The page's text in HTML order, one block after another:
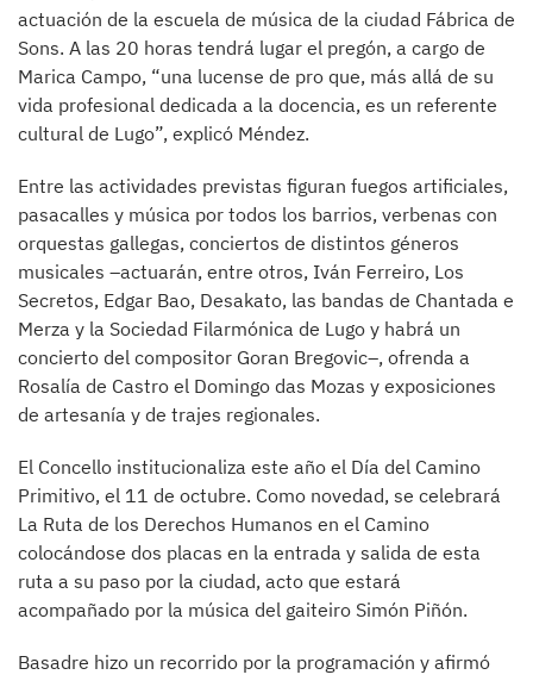
actuación de la escuela de música de la ciudad Fábrica de
Sons. A las 20 horas tendrá lugar el pregón, a cargo de
Marica Campo, “una lucense de pro que, más allá de su
vida profesional dedicada a la docencia, es un referente
cultural de Lugo”, explicó Méndez.
Entre las actividades previstas figuran fuegos artificiales,
pasacalles y música por todos los barrios, verbenas con
orquestas gallegas, conciertos de distintos géneros
musicales –actuarán, entre otros, Iván Ferreiro, Los
Secretos, Edgar Bao, Desakato, las bandas de Chantada e
Merza y la Sociedad Filarmónica de Lugo y habrá un
concierto del compositor Goran Bregovic–, ofrenda a
Rosalía de Castro el Domingo das Mozas y exposiciones
de artesanía y de trajes regionales.
El Concello institucionaliza este año el Día del Camino
Primitivo, el 11 de octubre. Como novedad, se celebrará
La Ruta de los Derechos Humanos en el Camino
colocándose dos placas en la entrada y salida de esta
ruta a su paso por la ciudad, acto que estará
acompañado por la música del gaiteiro Simón Piñón.
Basadre hizo un recorrido por la programación y afirmó